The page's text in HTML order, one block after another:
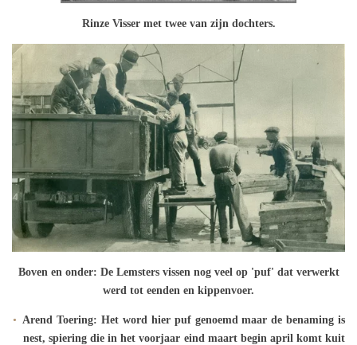
Rinze Visser met twee van zijn dochters.
Boven en onder: De Lemsters vissen nog veel op 'puf' dat verwerkt
werd tot eenden en kippenvoer.
Arend Toering: Het word hier puf genoemd maar de benaming is
nest, spiering die in het voorjaar eind maart begin april komt kuit